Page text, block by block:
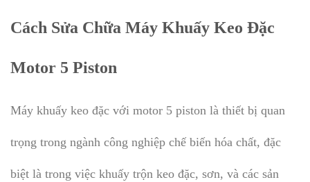
Cách Sửa Chữa Máy Khuấy Keo Đặc
Motor 5 Piston
Máy khuấy keo đặc với motor 5 piston là thiết bị quan
trọng trong ngành công nghiệp chế biến hóa chất, đặc
biệt là trong việc khuấy trộn keo đặc, sơn, và các sản